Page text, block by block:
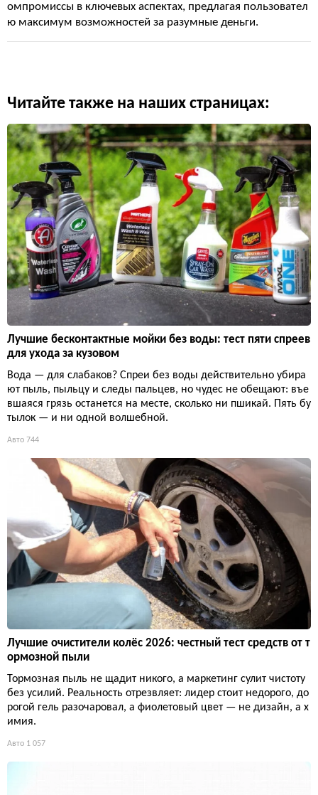
омпромиссы в ключевых аспектах, предлагая пользовател
ю максимум возможностей за разумные деньги.
Читайте также на наших страницах:
Лучшие бесконтактные мойки без воды: тест пяти спреев
для ухода за кузовом
Вода — для слабаков? Спреи без воды действительно убира
ют пыль, пыльцу и следы пальцев, но чудес не обещают: въе
вшаяся грязь останется на месте, сколько ни пшикай. Пять бу
тылок — и ни одной волшебной.
Авто 744
Лучшие очистители колёс 2026: честный тест средств от т
ормозной пыли
Тормозная пыль не щадит никого, а маркетинг сулит чистоту
без усилий. Реальность отрезвляет: лидер стоит недорого, до
рогой гель разочаровал, а фиолетовый цвет — не дизайн, а х
имия.
Авто 1 057